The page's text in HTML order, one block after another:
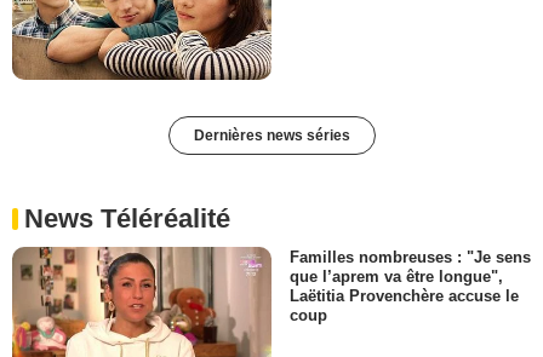
Dernières news séries
News Téléréalité
Familles nombreuses : "Je sens
que l’aprem va être longue",
Laëtitia Provenchère accuse le
coup